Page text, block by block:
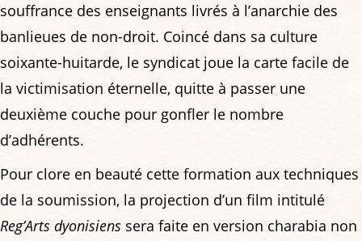
souffrance des enseignants livrés à l’anarchie des
banlieues de non-droit. Coincé dans sa culture
soixante-huitarde, le syndicat joue la carte facile de
la victimisation éternelle, quitte à passer une
deuxième couche pour gonfler le nombre
d’adhérents.
Pour clore en beauté cette formation aux techniques
de la soumission, la projection d’un film intitulé
Reg’Arts dyonisiens sera faite en version charabia non